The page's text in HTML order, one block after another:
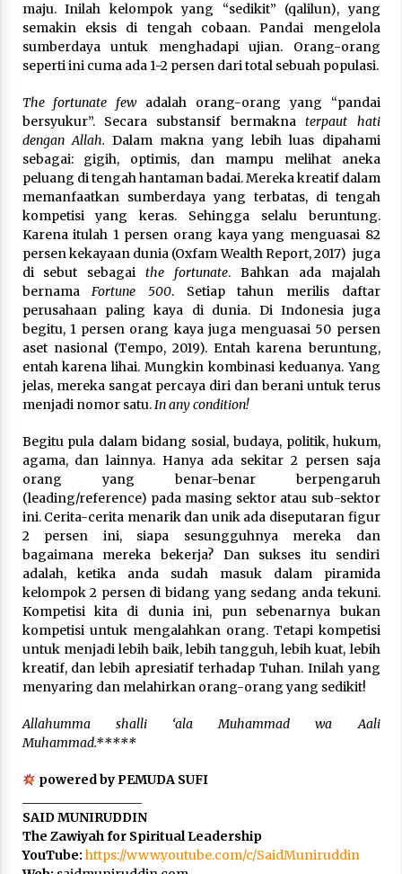
maju. Inilah kelompok yang “sedikit” (qalilun), yang
semakin eksis di tengah cobaan. Pandai mengelola
sumberdaya untuk menghadapi ujian. Orang-orang
seperti ini cuma ada 1-2 persen dari total sebuah populasi.
The fortunate fewadalah orang-orang yang “pandai
bersyukur”. Secara substansif bermaknaterpaut hati
dengan Allah. Dalam makna yang lebih luas dipahami
sebagai: gigih, optimis, dan mampu melihat aneka
peluang di tengah hantaman badai. Mereka kreatif dalam
memanfaatkan sumberdaya yang terbatas, di tengah
kompetisi yang keras. Sehingga selalu beruntung.
Karena itulah 1 persen orang kaya yang menguasai 82
persen kekayaan dunia (Oxfam Wealth Report, 2017) juga
di sebut sebagaithe fortunate. Bahkan ada majalah
bernamaFortune 500. Setiap tahun merilis daftar
perusahaan paling kaya di dunia. Di Indonesia juga
begitu, 1 persen orang kaya juga menguasai 50 persen
aset nasional (Tempo, 2019). Entah karena beruntung,
entah karena lihai. Mungkin kombinasi keduanya. Yang
jelas, mereka sangat percaya diri dan berani untuk terus
menjadi nomor satu.In any condition!
Begitu pula dalam bidang sosial, budaya, politik, hukum,
agama, dan lainnya. Hanya ada sekitar 2 persen saja
orang yang benar-benar berpengaruh
(leading/reference) pada masing sektor atau sub-sektor
ini. Cerita-cerita menarik dan unik ada diseputaran figur
2 persen ini, siapa sesungguhnya mereka dan
bagaimana mereka bekerja? Dan sukses itu sendiri
adalah, ketika anda sudah masuk dalam piramida
kelompok 2 persen di bidang yang sedang anda tekuni.
Kompetisi kita di dunia ini, pun sebenarnya bukan
kompetisi untuk mengalahkan orang. Tetapi kompetisi
untuk menjadi lebih baik, lebih tangguh, lebih kuat, lebih
kreatif, dan lebih apresiatif terhadap Tuhan. Inilah yang
menyaring dan melahirkan orang-orang yang sedikit!
Allahumma shalli ‘ala Muhammad wa Aali
Muhammad.*****
powered by PEMUDA SUFI
SAID MUNIRUDDIN
The Zawiyah for Spiritual Leadership
YouTube: https://www.youtube.com/c/SaidMuniruddin